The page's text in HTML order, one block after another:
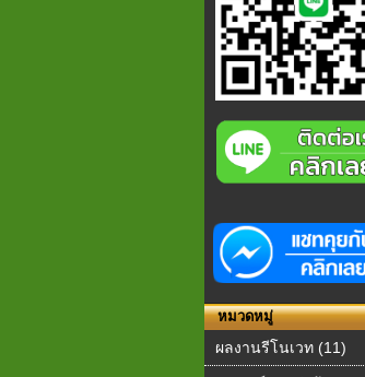
หมวดหมู่
ผลงานรีโนเวท (11)